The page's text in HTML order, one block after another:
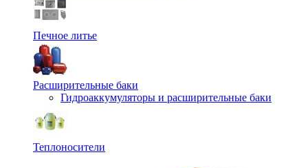
Печное литье
Расширительные баки
Гидроаккумуляторы и расширительные баки
Теплоносители